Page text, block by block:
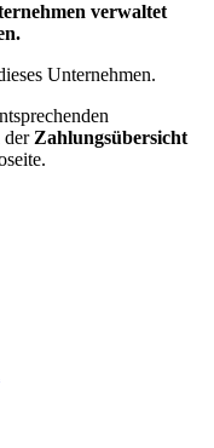
verwaltet
Unternehmen.
der Zahlungsübersicht